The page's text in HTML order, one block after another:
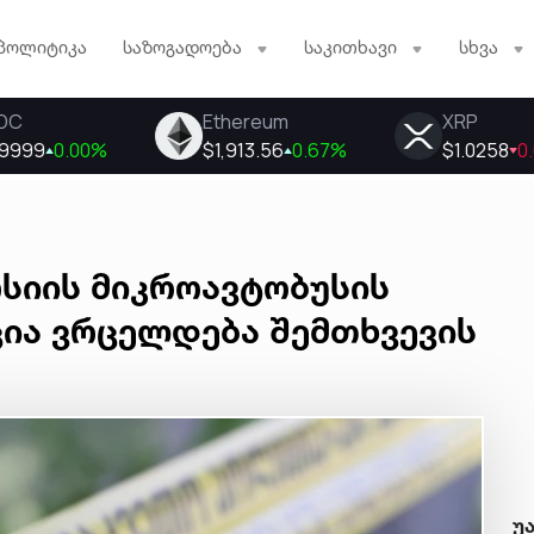
საზოგადოება საკითხავი სხვა
მიკროავტობუსის
ვრცელდება შემთხვევის